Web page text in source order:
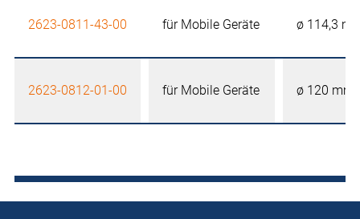
2623-0811-43-00 für Mobile Geräte ø 114,3
2623-0812-01-00 für Mobile Geräte ø 120 mm